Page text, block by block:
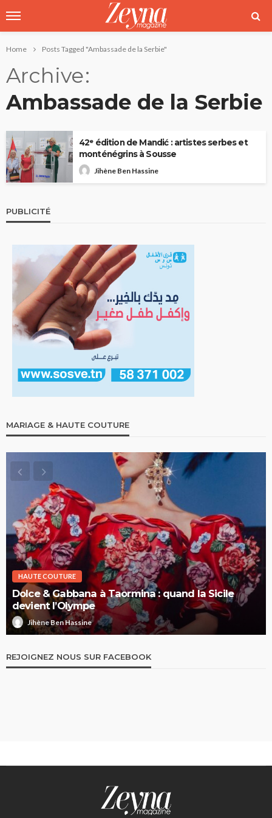
Home Posts Tagged "Ambassade de la Serbie"
Archive
Ambassade de la Serbie
42ᵉ édition de Mandić : artistes serbes et
monténégrins à Sousse
Jihène Ben Hassine
PUBLICITÉ
MARIAGE & HAUTE COUTURE
HAUTE COUTURE
Dolce & Gabbana à Taormina : quand la Sicile
devient l’Olympe
Jihène Ben Hassine
REJOIGNEZ NOUS SUR FACEBOOK